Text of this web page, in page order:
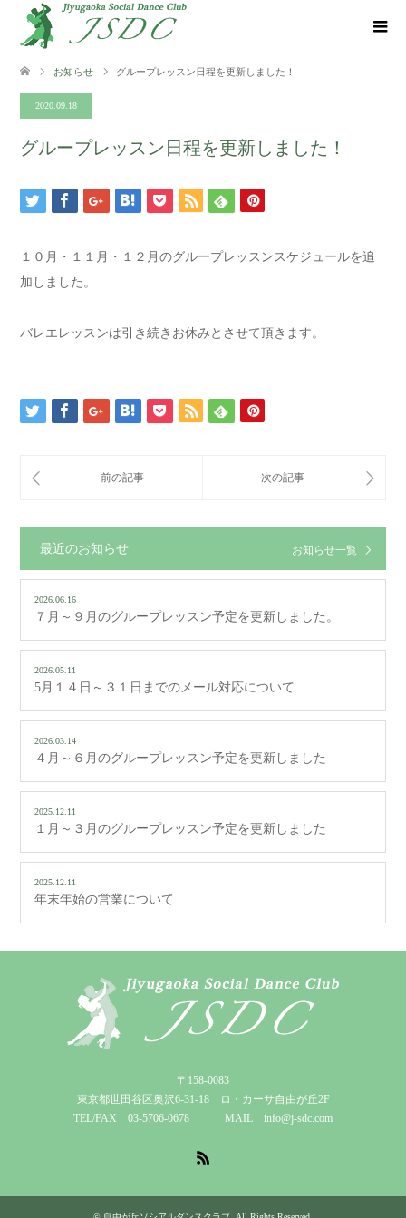
お知らせ グループレッスン日程を更新しました！
2020.09.18
グループレッスン日程を更新しました！
１０月・１１月・１２月のグループレッスンスケジュールを追
加しました。
バレエレッスンは引き続きお休みとさせて頂きます。
最近のお知らせ お知らせ一覧
2026.06.16
７月～９月のグループレッスン予定を更新しました。
2026.05.11
5月１４日～３１日までのメール対応について
2026.03.14
４月～６月のグループレッスン予定を更新しました
2025.12.11
１月～３月のグループレッスン予定を更新しました
2025.12.11
年末年始の営業について
〒158-0083
東京都世田谷区奥沢6-31-18 ロ・カーサ自由が丘2F
TEL/FAX 03-5706-0678 MAIL info@j-sdc.com